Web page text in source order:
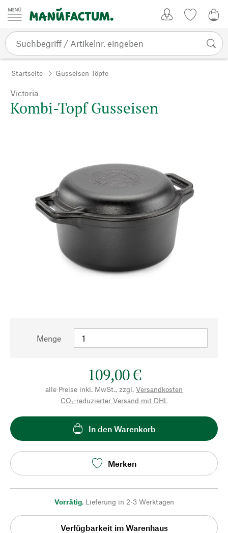
Zum Inhalt springen
Startseite Gusseisen Töpfe
Victoria
Kombi-Topf Gusseisen
Menge
109,00 €
alle Preise inkl. MwSt., zzgl. Versandkosten
CO₂-reduzierter Versand mit DHL
In den Warenkorb
Merken
Vorrätig, Lieferung in 2-3 Werktagen
Verfügbarkeit im Warenhaus